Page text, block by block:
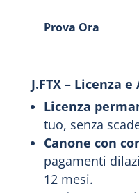
Prova Ora
J.FTX – Licenza
Licenza
tuo, senza
Canone con
pagamenti
12 mesi.